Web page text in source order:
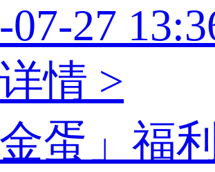
07-27
情 >
金蛋」福